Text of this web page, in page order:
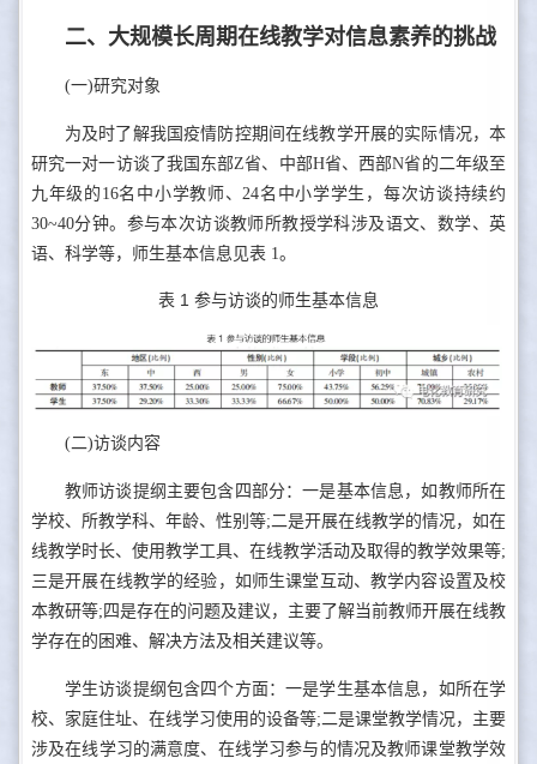
二、大规模长周期在线教学对信息素养的挑战
(一)研究对象
为及时了解我国疫情防控期间在线教学开展的实际情况，本
研究一对一访谈了我国东部Z省、中部H省、西部N省的二年级至
九年级的16名中小学教师、24名中小学学生，每次访谈持续约
30~40分钟。参与本次访谈教师所教授学科涉及语文、数学、英
语、科学等，师生基本信息见表 1。
表 1 参与访谈的师生基本信息
(二)访谈内容
教师访谈提纲主要包含四部分：一是基本信息，如教师所在
学校、所教学科、年龄、性别等;二是开展在线教学的情况，如在
线教学时长、使用教学工具、在线教学活动及取得的教学效果等;
三是开展在线教学的经验，如师生课堂互动、教学内容设置及校
本教研等;四是存在的问题及建议，主要了解当前教师开展在线教
学存在的困难、解决方法及相关建议等。
学生访谈提纲包含四个方面：一是学生基本信息，如所在学
校、家庭住址、在线学习使用的设备等;二是课堂教学情况，主要
涉及在线学习的满意度、在线学习参与的情况及教师课堂教学效